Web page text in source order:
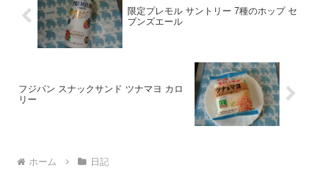
限定プレモル サントリー 7種のホップ セ
ブンズエール
フジパン スナックサンド ツナマヨ カロ
リー
ホーム 日記